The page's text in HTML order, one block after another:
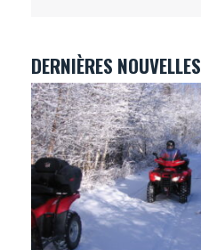
DERNIÈRES NOUVELLES